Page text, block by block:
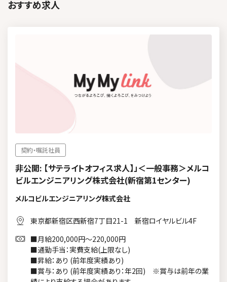
おすすめ求人
契約・嘱託社員
非公開: 【サテライトオフィス求人】」＜一般事務＞メルコ
ビルエンジニアリング株式会社(新宿第1センター)
メルコビルエンジニアリング株式会社
東京都新宿区西新宿7丁目21-1 新宿ロイヤルビル4F
■月給200,000円～220,000円
■通勤手当：実費支給(上限なし)
■昇給：あり (前年度実績あり)
■賞与：あり (前年度実績あり：年2回) ※賞与は前年の業